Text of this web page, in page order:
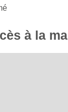
à la